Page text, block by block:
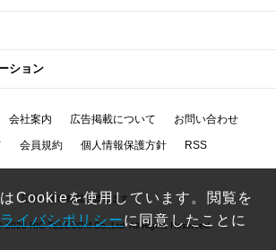
ション
会社案内 広告掲載について お問い合わせ
会員規約 個人情報保護方針 RSS
記事の無断転載を禁じます
RIC TELECOM Co.,Ltd. All Rights Reserved.
Cookieを使用しています。閲覧を
イバシポリシーに同意したことに